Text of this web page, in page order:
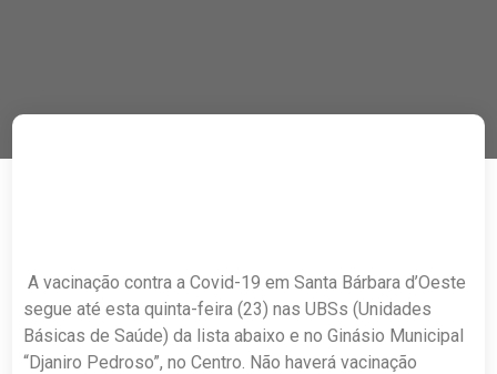
A vacinação contra a Covid-19 em Santa Bárbara d’Oeste
segue até esta quinta-feira (23) nas UBSs (Unidades
Básicas de Saúde) da lista abaixo e no Ginásio Municipal
“Djaniro Pedroso”, no Centro. Não haverá vacinação